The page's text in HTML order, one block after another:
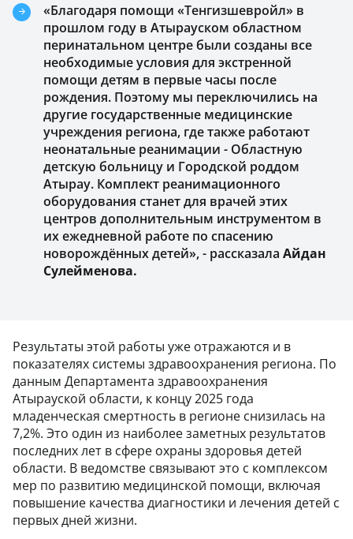
«Благодаря помощи «Тенгизшевройл» в
прошлом году в Атырауском областном
перинатальном центре были созданы все
необходимые условия для экстренной
помощи детям в первые часы после
рождения. Поэтому мы переключились на
другие государственные медицинские
учреждения региона, где также работают
неонатальные реанимации - Областную
детскую больницу и Городской роддом
Атырау. Комплект реанимационного
оборудования станет для врачей этих
центров дополнительным инструментом в
их ежедневной работе по спасению
новорождённых детей», - рассказала Айдан
Сулейменова.
Результаты этой работы уже отражаются и в
показателях системы здравоохранения региона. По
данным Департамента здравоохранения
Атырауской области, к концу 2025 года
младенческая смертность в регионе снизилась на
7,2%. Это один из наиболее заметных результатов
последних лет в сфере охраны здоровья детей
области. В ведомстве связывают это с комплексом
мер по развитию медицинской помощи, включая
повышение качества диагностики и лечения детей с
первых дней жизни.